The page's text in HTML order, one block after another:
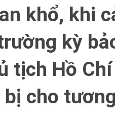
khổ, khi
kỳ
tịch Hồ
bị cho